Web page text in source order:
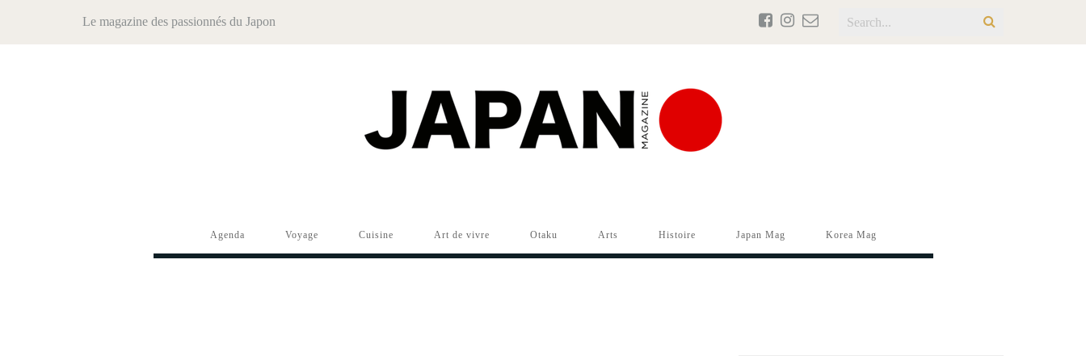
Le magazine des passionnés du Japon
Agenda Voyage Cuisine Art de vivre Otaku Arts Histoire Japan Mag Korea Mag